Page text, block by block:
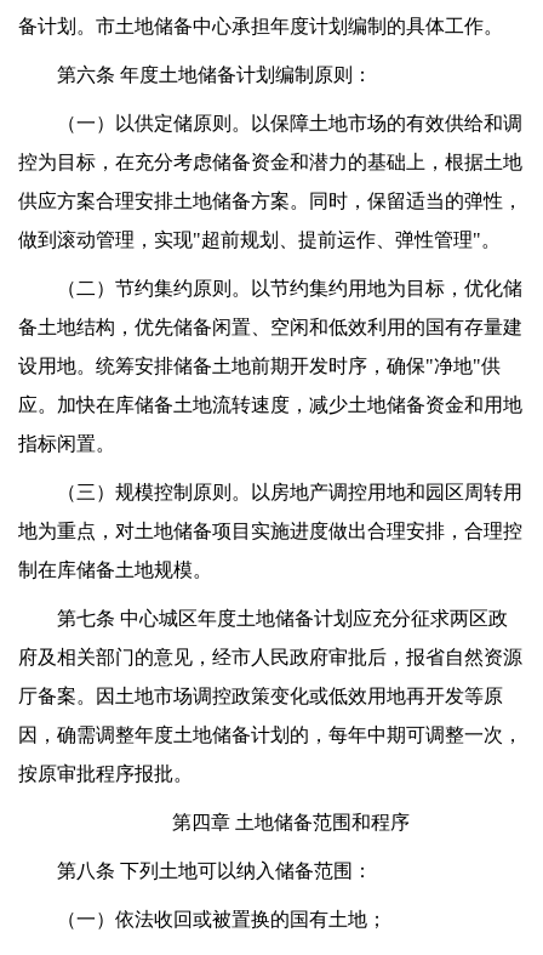
备计划。市土地储备中心承担年度计划编制的具体工作。
第六条 年度土地储备计划编制原则：
（一）以供定储原则。以保障土地市场的有效供给和调
控为目标，在充分考虑储备资金和潜力的基础上，根据土地
供应方案合理安排土地储备方案。同时，保留适当的弹性，
做到滚动管理，实现"超前规划、提前运作、弹性管理"。
（二）节约集约原则。以节约集约用地为目标，优化储
备土地结构，优先储备闲置、空闲和低效利用的国有存量建
设用地。统筹安排储备土地前期开发时序，确保"净地"供
应。加快在库储备土地流转速度，减少土地储备资金和用地
指标闲置。
（三）规模控制原则。以房地产调控用地和园区周转用
地为重点，对土地储备项目实施进度做出合理安排，合理控
制在库储备土地规模。
第七条 中心城区年度土地储备计划应充分征求两区政
府及相关部门的意见，经市人民政府审批后，报省自然资源
厅备案。因土地市场调控政策变化或低效用地再开发等原
因，确需调整年度土地储备计划的，每年中期可调整一次，
按原审批程序报批。
第四章 土地储备范围和程序
第八条 下列土地可以纳入储备范围：
（一）依法收回或被置换的国有土地；